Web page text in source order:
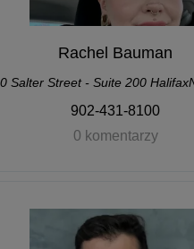
Rachel Bauman
Salter Street - Suite 200
902-431-8100
0 komentarzy